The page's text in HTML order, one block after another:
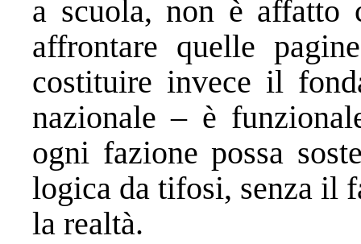
a scuola, non è affatto
affrontare quelle
costituire invece il
nazionale – è
ogni fazione possa
logica da tifosi, senza il
la realtà.